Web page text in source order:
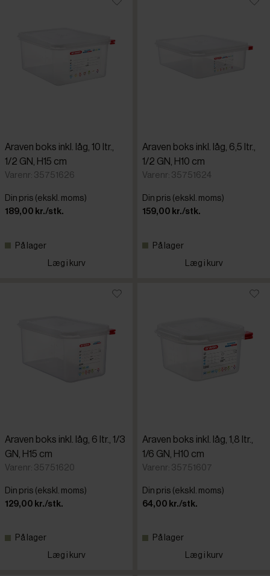
Araven boks inkl. låg, 10 ltr.,
1/2 GN, H15 cm
Varenr: 35751626
Din pris (ekskl. moms)
189,00 kr./stk.
På lager
Læg i kurv
Araven boks inkl. låg, 6,5 ltr.,
1/2 GN, H10 cm
Varenr: 35751624
Din pris (ekskl. moms)
159,00 kr./stk.
På lager
Læg i kurv
Araven boks inkl. låg, 6 ltr., 1/3
GN, H15 cm
Varenr: 35751620
Din pris (ekskl. moms)
129,00 kr./stk.
På lager
Læg i kurv
Araven boks inkl. låg, 1,8 ltr.,
1/6 GN, H10 cm
Varenr: 35751607
Din pris (ekskl. moms)
64,00 kr./stk.
På lager
Læg i kurv